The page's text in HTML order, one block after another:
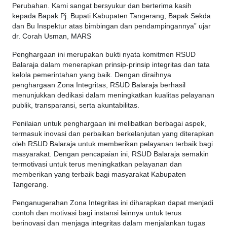
Perubahan. Kami sangat bersyukur dan berterima kasih
kepada Bapak Pj. Bupati Kabupaten Tangerang, Bapak Sekda
dan Bu Inspektur atas bimbingan dan pendampingannya” ujar
dr. Corah Usman, MARS
Penghargaan ini merupakan bukti nyata komitmen RSUD
Balaraja dalam menerapkan prinsip-prinsip integritas dan tata
kelola pemerintahan yang baik. Dengan diraihnya
penghargaan Zona Integritas, RSUD Balaraja berhasil
menunjukkan dedikasi dalam meningkatkan kualitas pelayanan
publik, transparansi, serta akuntabilitas.
Penilaian untuk penghargaan ini melibatkan berbagai aspek,
termasuk inovasi dan perbaikan berkelanjutan yang diterapkan
oleh RSUD Balaraja untuk memberikan pelayanan terbaik bagi
masyarakat. Dengan pencapaian ini, RSUD Balaraja semakin
termotivasi untuk terus meningkatkan pelayanan dan
memberikan yang terbaik bagi masyarakat Kabupaten
Tangerang.
Penganugerahan Zona Integritas ini diharapkan dapat menjadi
contoh dan motivasi bagi instansi lainnya untuk terus
berinovasi dan menjaga integritas dalam menjalankan tugas